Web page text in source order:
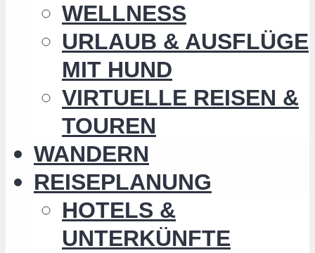
WELLNESS
URLAUB & AUSFLÜGE
MIT HUND
VIRTUELLE REISEN &
TOUREN
WANDERN
REISEPLANUNG
HOTELS &
UNTERKÜNFTE